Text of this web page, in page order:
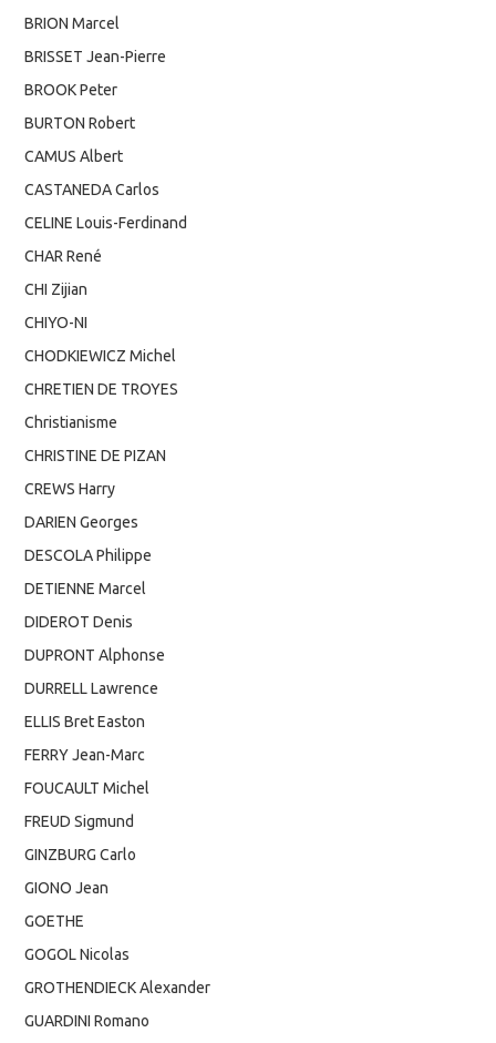
BRION Marcel
BRISSET Jean-Pierre
BROOK Peter
BURTON Robert
CAMUS Albert
CASTANEDA Carlos
CELINE Louis-Ferdinand
CHAR René
CHI Zijian
CHIYO-NI
CHODKIEWICZ Michel
CHRETIEN DE TROYES
Christianisme
CHRISTINE DE PIZAN
CREWS Harry
DARIEN Georges
DESCOLA Philippe
DETIENNE Marcel
DIDEROT Denis
DUPRONT Alphonse
DURRELL Lawrence
ELLIS Bret Easton
FERRY Jean-Marc
FOUCAULT Michel
FREUD Sigmund
GINZBURG Carlo
GIONO Jean
GOETHE
GOGOL Nicolas
GROTHENDIECK Alexander
GUARDINI Romano